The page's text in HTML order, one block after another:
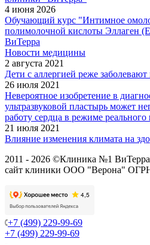
4 июня 2026
Обучающий курс "Интимное
полимолочной кислоты Эллаген
ВиТерра
Новости медицины
2 августа 2021
Дети с аллергией реже
26 июля 2021
Невероятное изобретение в
ультразвуковой пластырь может
работу сердца в режиме реального
21 июля 2021
Влияние изменения климата на
2011 - 2026 ©Клиника №1
сайт клиники ООО "Верона"
+7 (499) 229-99-69
+7 (499) 229-99-69